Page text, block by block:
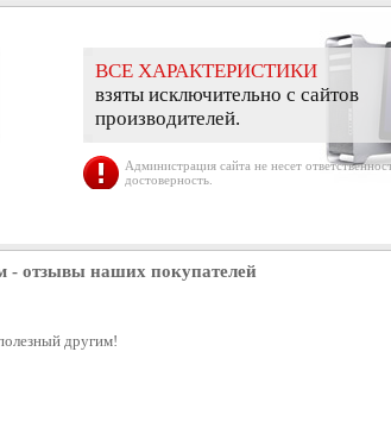
ВСЕ ХАРАКТЕРИСТИКИ
взяты исключительно с сайтов
производителей.
Администрация сайта не несет
достоверность.
- отзывы наших покупателей
другим!